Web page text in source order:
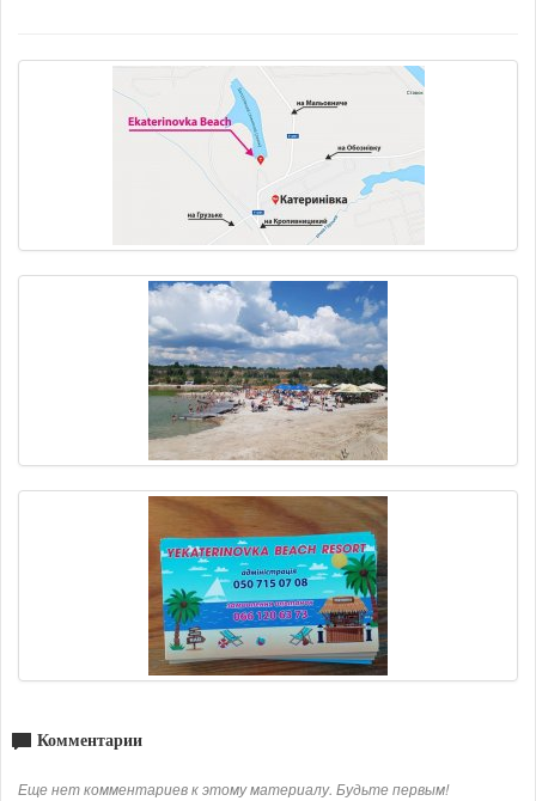
Комментарии
Еще нет комментариев к этому материалу. Будьте первым!